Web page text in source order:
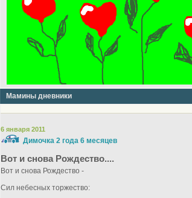
Мамины дневники
6 января 2011
Димочка 2 года 6 месяцев
Вот и снова Рождество....
Вот и снова Рождество -
Сил небесных торжество: